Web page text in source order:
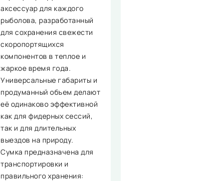
аксессуар для каждого
рыболова, разработанный
для сохранения свежести
скоропортящихся
компонентов в теплое и
жаркое время года.
Универсальные габариты и
продуманный объем делают
её одинаково эффективной
как для фидерных сессий,
так и для длительных
выездов на природу.
Сумка предназначена для
транспортировки и
правильного хранения: